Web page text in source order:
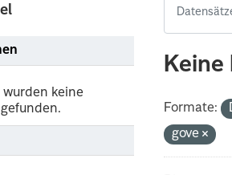
wurden keine
Formate:
gove